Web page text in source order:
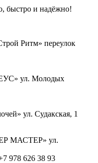
быстро и надёжно!
Ритм» переулок
ул. Молодых
ул. Судакская, 1
МАСТЕР» ул.
978 626 38 93